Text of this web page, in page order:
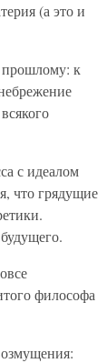
(а это и
прошлому: к
с идеалом
что грядущие
философа